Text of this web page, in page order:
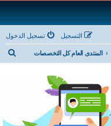
تسجيل الدخول التسجيل
المنتدى العام كل التخصصات